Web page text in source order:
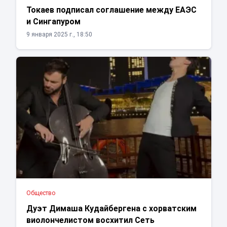
Токаев подписал соглашение между ЕАЭС
и Сингапуром
9 января 2025 г., 18:50
Общество
Дуэт Димаша Кудайбергена с хорватским
виолончелистом восхитил Сеть